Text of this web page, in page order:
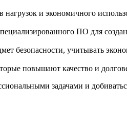
и экономичного
ПО для
безопасности, учитывать
повышают качество и
задачами и